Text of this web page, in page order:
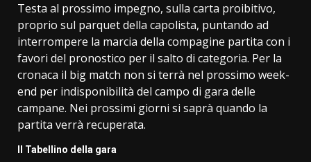
Testa al prossimo impegno, sulla carta proibitivo,
proprio sul parquet della capolista, puntando ad
interrompere la marcia della compagine partita con i
favori del pronostico per il salto di categoria. Per la
cronaca il big match non si terrà nel prossimo week-
end per indisponibilità del campo di gara delle
campane. Nei prossimi giorni si saprà quando la
partita verrà recuperata.
Il Tabellino della gara